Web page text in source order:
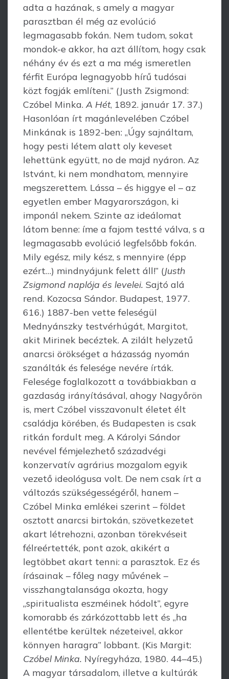
adta a hazának, s amely a magyar
parasztban él még az evolúció
legmagasabb fokán. Nem tudom, sokat
mondok-e akkor, ha azt állítom, hogy csak
néhány év és ezt a ma még ismeretlen
férfit Európa legnagyobb hírű tudósai
közt fogják említeni.” (Justh Zsigmond:
Czóbel Minka. A Hét, 1892. január 17. 37.)
Hasonlóan írt magán­levelében Czóbel
Minkának is 1892-ben: „Úgy sajnáltam,
hogy pesti létem alatt oly keveset
lehettünk együtt, no de majd nyáron. Az
Istvánt, ki nem mondhatom, mennyire
megszerettem. Lássa – és higgye el – az
egyetlen ember Magyarországon, ki
imponál nekem. Szinte az ideálomat
látom benne: íme a fajom testté válva, s a
legmagasabb evolúció legfelsőbb fokán.
Mily egész, mily kész, s mennyire (épp
ezért…) mindnyá­junk felett áll!” (Justh
Zsigmond naplója és levelei. Sajtó alá
rend. Kozocsa Sándor. Budapest, 1977.
616.) 1887-ben vette feleségül
Mednyánszky testvérhúgát, Margitot,
akit Mirinek becéztek. A zilált helyzetű
anarcsi örökséget a házasság nyomán
szanálták és felesége nevére írták.
Felesége foglalkozott a további­akban a
gazdaság irányításával, ahogy Nagyőrön
is, mert Czóbel visszavonult életet élt
családja köré­ben, és Budapesten is csak
ritkán fordult meg. A Károlyi Sándor
nevével fémjelez­hető századvégi
konzervatív agrárius mozgalom egyik
vezető ideológusa volt. De nem csak írt a
változás szükségességéről, hanem –
Czóbel Minka emlékei szerint – földet
osztott anarcsi birtokán, szövetkezetet
akart létrehozni, azonban törekvéseit
félreértették, pont azok, akikért a
legtöbbet akart tenni: a parasztok. Ez és
írásainak – főleg nagy művének –
visszhangtalansága okozta, hogy
„spiritualista eszméinek hódolt”, egyre
komorabb és zárkózottabb lett és „ha
ellentétbe kerültek nézeteivel, akkor
könnyen haragra” lobbant. (Kis Margit:
Czóbel Minka. Nyíregyháza, 1980. 44–45.)
A magyar társadalom, illetve a kultúrák